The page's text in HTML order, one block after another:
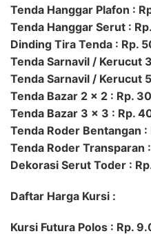
Tenda Hanggar Plafon :
Tenda Hanggar Serut :
Dinding Tira Tenda : Rp.
Tenda Sarnavil / Kerucut
Tenda Sarnavil / Kerucut
Tenda Bazar 2 x 2 : Rp.
Tenda Bazar 3 x 3 : Rp.
Tenda Roder Bentangan
Tenda Roder
Dekorasi Serut Toder :
Daftar Harga Kursi :
Kursi Futura Polos : Rp.